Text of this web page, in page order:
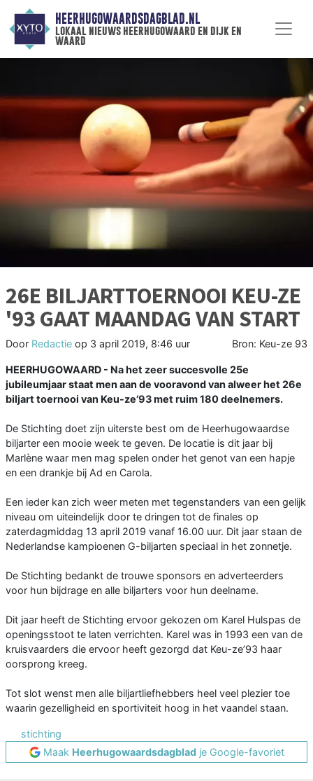
HEERHUGOWAARDSDAGBLAD.NL
lokaal nieuws heerhugowaard en dijk en
waard
26E BILJARTTOERNOOI KEU-ZE
'93 GAAT MAANDAG VAN START
Door Redactie op 3 april 2019, 8:46 uur Bron: Keu-ze 93
HEERHUGOWAARD - Na het zeer succesvolle 25e
jubileumjaar staat men aan de vooravond van alweer het 26e
biljart toernooi van Keu-ze’93 met ruim 180 deelnemers.
De Stichting doet zijn uiterste best om de Heerhugowaardse
biljarter een mooie week te geven. De locatie is dit jaar bij
Marlène waar men mag spelen onder het genot van een hapje
en een drankje bij Ad en Carola.
Een ieder kan zich weer meten met tegenstanders van een gelijk
niveau om uiteindelijk door te dringen tot de finales op
zaterdagmiddag 13 april 2019 vanaf 16.00 uur. Dit jaar staan de
Nederlandse kampioenen G-biljarten speciaal in het zonnetje.
De Stichting bedankt de trouwe sponsors en adverteerders
voor hun bijdrage en alle biljarters voor hun deelname.
Dit jaar heeft de Stichting ervoor gekozen om Karel Hulspas de
openingsstoot te laten verrichten. Karel was in 1993 een van de
kruisvaarders die ervoor heeft gezorgd dat Keu-ze’93 haar
oorsprong kreeg.
Tot slot wenst men alle biljartliefhebbers heel veel plezier toe
waarin gezelligheid en sportiviteit hoog in het vaandel staan.
stichting
Maak Heerhugowaardsdagbladje Google-favoriet